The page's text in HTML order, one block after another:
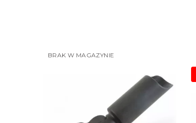
BRAK W MAGAZYNIE